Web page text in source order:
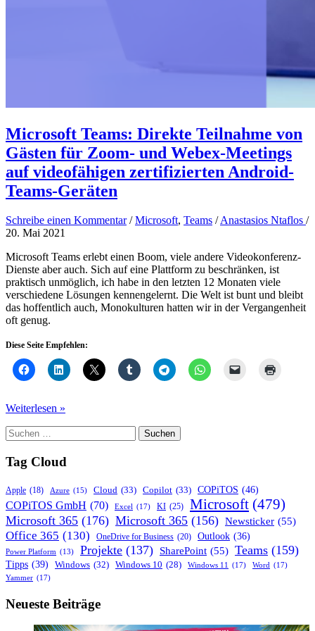
Microsoft Teams: Direkte Teilnahme von
Gästen für Zoom- und Webex-Meetings
auf videofähigen zertifizierten Android-
Teams-Geräten
Schreibe einen Kommentar /Microsoft, Teams /Anastasios Ntaflos /
20. Mai 2021
Microsoft Teams erlebt einen Boom, viele andere Videokonferenz-
Dienste aber auch. Sich auf eine Plattform zu beschränken, ist
praktisch unmöglich, ich habe in den letzten 12 Monaten viele
verschiedene Lösungen kennengelernt. Die Welt ist bunt und bleibt
das hoffentlich auch, Monokulturen hatten wir in der Vergangenheit
oft genug.
Diese Seite Empfehlen:
Microsoft
Direkte
von
Gästen
für
Zoom-
und
Webex-
Meetings
auf
videofähigen
zertifizierten
Android-
Teams-
Geräten
Weiterlesen »
Suchen
nach:
Tag Cloud
Apple (18) Azure (15) Cloud (33) Copilot (33) COPiTOS (46)
COPiTOS GmbH (70) Excel (17) KI (25) Microsoft (479)
Microsoft 365 (176) Microsoft 365 (156) Newsticker (55)
Office 365 (130) OneDrive for Business (20) Outlook (36)
Power Platform (13) Projekte (137) SharePoint (55) Teams (159)
Tipps (39) Windows (32) Windows 10 (28) Windows 11 (17) Word (17)
Yammer (17)
Neueste Beiträge